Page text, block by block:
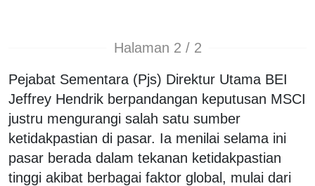
Halaman 2 / 2
Pejabat Sementara (Pjs) Direktur Utama BEI
Jeffrey Hendrik berpandangan keputusan MSCI
justru mengurangi salah satu sumber
ketidakpastian di pasar. Ia menilai selama ini
pasar berada dalam tekanan ketidakpastian
tinggi akibat berbagai faktor global, mulai dari